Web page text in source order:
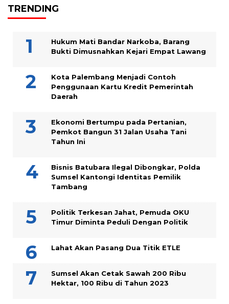
TRENDING
Hukum Mati Bandar Narkoba, Barang
Bukti Dimusnahkan Kejari Empat Lawang
Kota Palembang Menjadi Contoh
Penggunaan Kartu Kredit Pemerintah
Daerah
Ekonomi Bertumpu pada Pertanian,
Pemkot Bangun 31 Jalan Usaha Tani
Tahun Ini
Bisnis Batubara Ilegal Dibongkar, Polda
Sumsel Kantongi Identitas Pemilik
Tambang
Politik Terkesan Jahat, Pemuda OKU
Timur Diminta Peduli Dengan Politik
Lahat Akan Pasang Dua Titik ETLE
Sumsel Akan Cetak Sawah 200 Ribu
Hektar, 100 Ribu di Tahun 2023